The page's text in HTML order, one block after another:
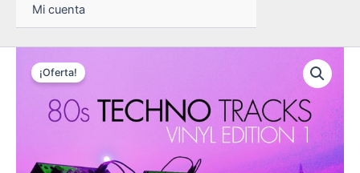
Mi cuenta
¡Oferta!